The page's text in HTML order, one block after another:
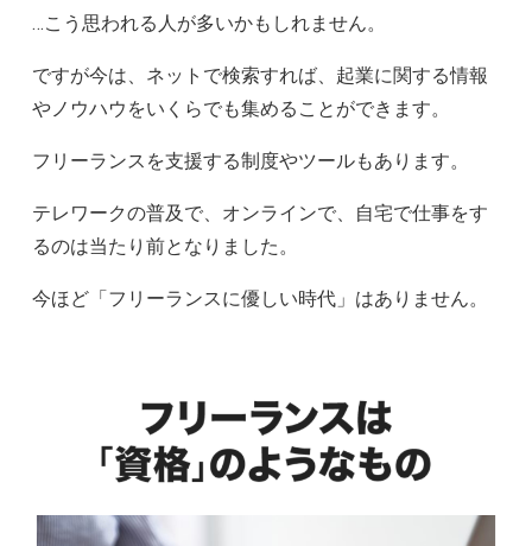
…こう思われる人が多いかもしれません。
ですが今は、ネットで検索すれば、起業に関する情報
やノウハウをいくらでも集めることができます。
フリーランスを支援する制度やツールもあります。
テレワークの普及で、オンラインで、自宅で仕事をす
るのは当たり前となりました。
今ほど「フリーランスに優しい時代」はありません。